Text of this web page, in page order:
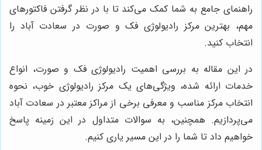
راهنمای جامع به شما کمک می‌کند تا با در نظر گرفتن فاکتورهای
مهم، بهترین مرکز رادیولوژی فک و صورت در سعادت آباد را
انتخاب کنید.
در این مقاله به بررسی اهمیت رادیولوژی فک و صورت، انواع
خدمات ارائه شده، ویژگی‌های یک مرکز رادیولوژی خوب، نحوه
انتخاب مرکز مناسب و معرفی برخی از مراکز معتبر در سعادت آباد
می‌پردازیم. همچنین، به سوالات متداول در این زمینه پاسخ
خواهیم داد تا شما را در این مسیر یاری کنیم.